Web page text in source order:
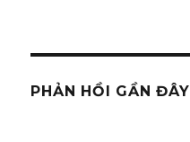
PHẢN HỒI GẦN ĐÂY